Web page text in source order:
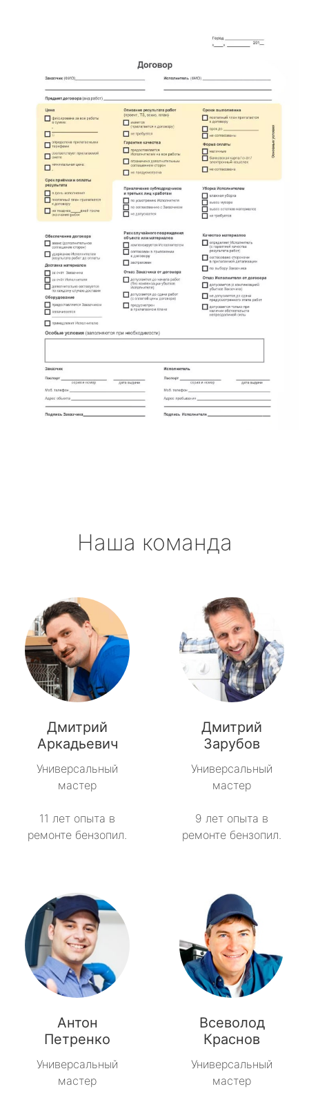
Наша команда
Дмитрий
Аркадьевич
Универсальный
мастер
11 лет опыта в
ремонте бензопил.
Дмитрий
Зарубов
Универсальный
мастер
9 лет опыта в
ремонте бензопил.
Антон
Петренко
Универсальный
мастер
Всеволод
Краснов
Универсальный
мастер